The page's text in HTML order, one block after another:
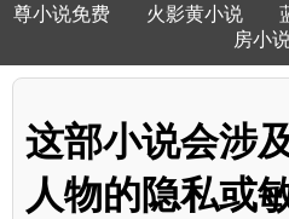
尊小说免费
火影黄小说
房小
这部小说会涉
人物的隐私或